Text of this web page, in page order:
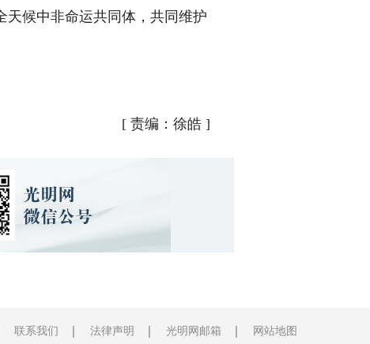
候中非命运共同体，共同维护
[ 责编：徐皓 ]
联系我们 法律声明 光明网邮箱 网站地图